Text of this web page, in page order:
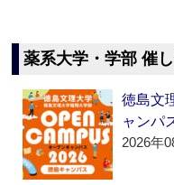
薬系大学・学部 催
徳島文
ャンパ
2026年